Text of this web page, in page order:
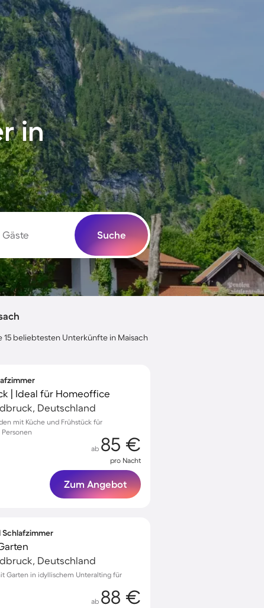
in
Gäste Suche
15 beliebtesten Unterkünfte in Maisach
| Ideal für Homeoffice
Deutschland
mit Küche und Frühstück für
ab 85 €
pro Nacht
Zum Angebot
Schlafzimmer
Deutschland
Garten in idyllischem Unteralting für
ab 88 €